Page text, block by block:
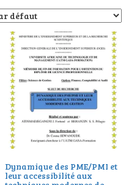
Dynamique des PME/PMI et
leur accessibilité aux